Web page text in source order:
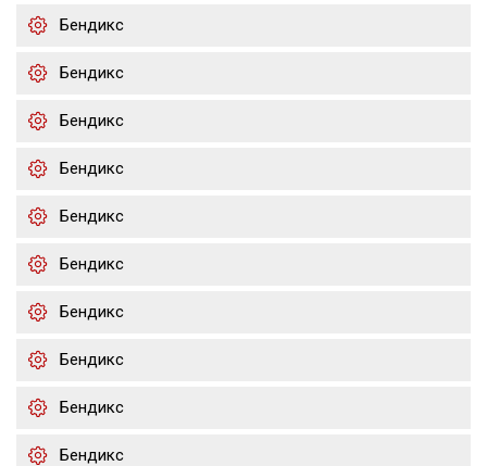
Бендикс
Бендикс
Бендикс
Бендикс
Бендикс
Бендикс
Бендикс
Бендикс
Бендикс
Бендикс